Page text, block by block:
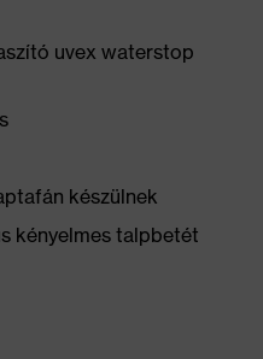
uvex waterstop
készülnek
kényelmes talpbetét